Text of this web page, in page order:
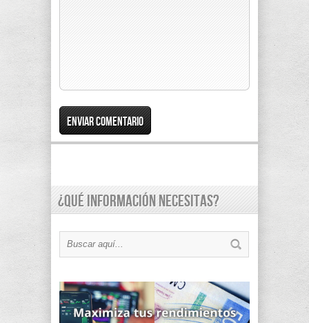
¿Qué información necesitas?